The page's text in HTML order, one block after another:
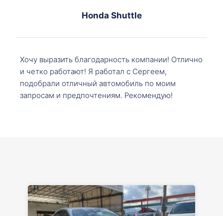
Honda Shuttle
Хочу выразить благодарность компании! Отлично
и четко работают! Я работал с Сергеем,
подобрали отличный автомобиль по моим
запросам и предпочтениям. Рекомендую!